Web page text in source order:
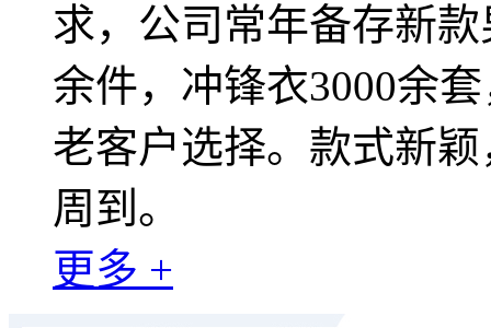
求，公司常年备存新
余件，冲锋衣3000余
老客户选择。款式新
周到。
更多 +